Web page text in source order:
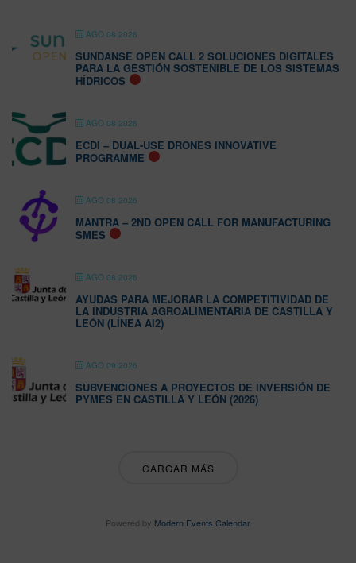
AGO 08 2026
SUNDANSE OPEN CALL 2 SOLUCIONES DIGITALES
PARA LA GESTIÓN SOSTENIBLE DE LOS SISTEMAS
HÍDRICOS
AGO 08 2026
ECDI – DUAL-USE DRONES INNOVATIVE
PROGRAMME
AGO 08 2026
MANTRA – 2ND OPEN CALL FOR MANUFACTURING
SMES
AGO 08 2026
AYUDAS PARA MEJORAR LA COMPETITIVIDAD DE
LA INDUSTRIA AGROALIMENTARIA DE CASTILLA Y
LEÓN (LÍNEA AI2)
AGO 09 2026
SUBVENCIONES A PROYECTOS DE INVERSIÓN DE
PYMES EN CASTILLA Y LEÓN (2026)
CARGAR MÁS
Powered by Modern Events Calendar